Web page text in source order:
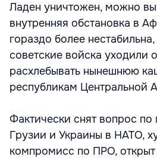
Ладен уничтожен, можно
внутренняя обстановка в
гораздо более
советские войска уходили
расхлебывать нынешнюю
республикам Центральной
Фактически снят вопрос по
Грузии и Украины в НАТО,
компромисс по ПРО, открыт